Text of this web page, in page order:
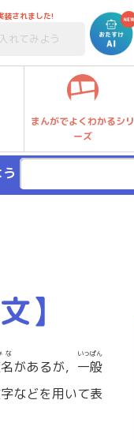
装されました!
まんがでよくわかるシリ
ーズ
】
な
があるが， 一般
いっぱん
などを用いて表